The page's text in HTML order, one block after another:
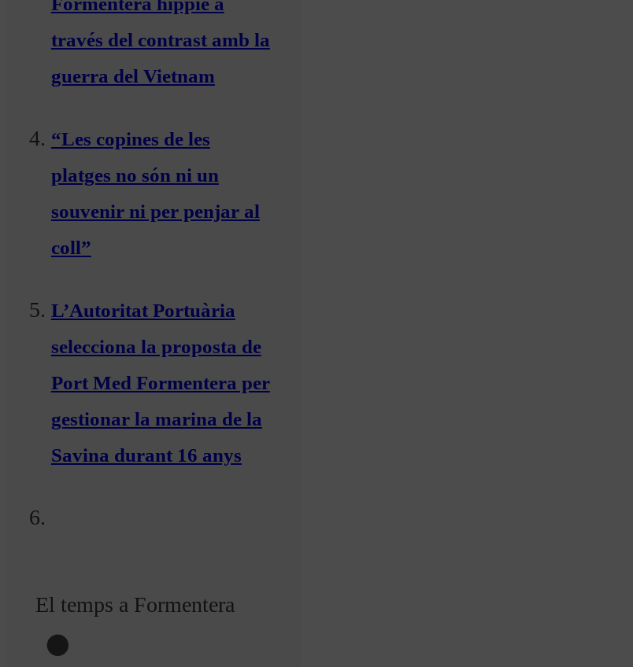
través del contrast amb la
guerra del Vietnam
“Les copines de les
platges no són ni un
souvenir ni per penjar al
coll”
L’Autoritat Portuària
selecciona la proposta de
Port Med Formentera per
gestionar la marina de la
Savina durant 16 anys
El temps a Formentera